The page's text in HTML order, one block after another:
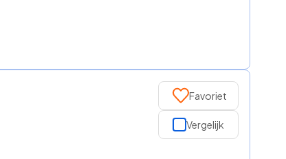
Favoriet
Vergelijk